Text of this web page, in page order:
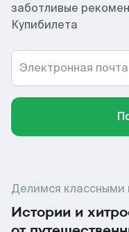
заботливые
Купибилета
Электронная почта
Делимся классными
Истории и